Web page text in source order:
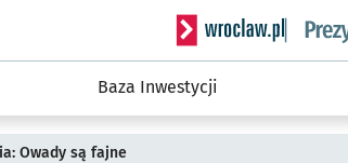
Serwis informacyjny
Baza Inwestycji
Owady są fajne